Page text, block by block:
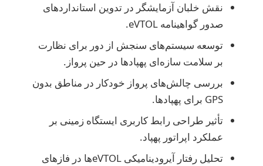
نقش خلبان آزمایشگر در تدوین استانداردهای
صدور گواهینامه eVTOL.
توسعه سیستم‌های سنجش از دور برای نظارت
بر سلامت سازه‌ای پهپادها در حین پرواز.
بررسی چالش‌های پرواز خودکار در مناطق بدون
GPS برای پهپادها.
تأثیر طراحی رابط کاربری ایستگاه زمینی بر
عملکرد اپراتور پهپاد.
تحلیل رفتار آیرودینامیکی eVTOLها در فازهای